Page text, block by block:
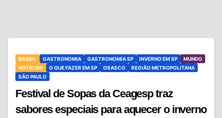
BRASIL GASTRONOMIA GASTRONOMIA SP INVERNO EM SP
MUNDO
NOTÍCIAS
O QUE FAZER EM SP OSASCO
REGIÃO METROPOLITANA
SÃO PAULO
Festival de Sopas da Ceagesp traz
sabores especiais para aquecer o inverno